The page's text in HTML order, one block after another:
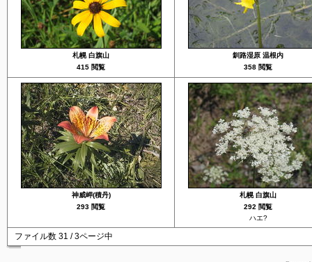
札幌 白旗山
415 閲覧
釧路湿原 温根内
358 閲覧
神威岬(積丹)
293 閲覧
札幌 白旗山
292 閲覧
ハエ?
ファイル数 31 / 3ページ中